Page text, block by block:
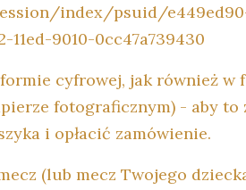
index/psuid/
11ed-9010-0cc47a739430
cyfrowej, jak również w
fotograficznym) - aby to
i opłacić zamówienie.
(lub mecz Twojego